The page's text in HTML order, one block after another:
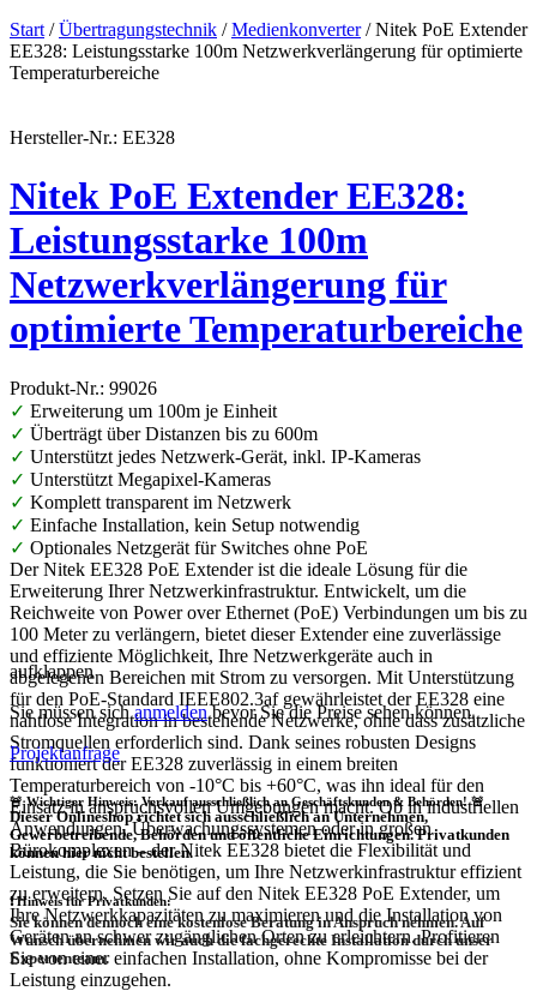
Start /Übertragungstechnik /Medienkonverter/ Nitek PoE Extender
EE328: Leistungsstarke 100m Netzwerkverlängerung für optimierte
Temperaturbereiche
Hersteller-Nr.: EE328
Nitek PoE Extender EE328:
Leistungsstarke 100m
Netzwerkverlängerung für
optimierte Temperaturbereiche
Produkt-Nr.: 99026
✓ Erweiterung um 100m je Einheit
✓ Überträgt über Distanzen bis zu 600m
✓ Unterstützt jedes Netzwerk-Gerät, inkl. IP-Kameras
✓ Unterstützt Megapixel-Kameras
✓ Komplett transparent im Netzwerk
✓ Einfache Installation, kein Setup notwendig
✓ Optionales Netzgerät für Switches ohne PoE
Der Nitek EE328 PoE Extender ist die ideale Lösung für die
Erweiterung Ihrer Netzwerkinfrastruktur. Entwickelt, um die
Reichweite von Power over Ethernet (PoE) Verbindungen um bis zu
100 Meter zu verlängern, bietet dieser Extender eine zuverlässige
und effiziente Möglichkeit, Ihre Netzwerkgeräte auch in
abgelegenen Bereichen mit Strom zu versorgen. Mit Unterstützung
für den PoE-Standard IEEE802.3af gewährleistet der EE328 eine
nahtlose Integration in bestehende Netzwerke, ohne dass zusätzliche
Stromquellen erforderlich sind. Dank seines robusten Designs
funktioniert der EE328 zuverlässig in einem breiten
Temperaturbereich von -10°C bis +60°C, was ihn ideal für den
Einsatz in anspruchsvollen Umgebungen macht. Ob in industriellen
Anwendungen, Überwachungssystemen oder in großen
Bürokomplexen – der Nitek EE328 bietet die Flexibilität und
Leistung, die Sie benötigen, um Ihre Netzwerkinfrastruktur effizient
zu erweitern. Setzen Sie auf den Nitek EE328 PoE Extender, um
Ihre Netzwerkkapazitäten zu maximieren und die Installation von
Geräten an schwer zugänglichen Orten zu erleichtern. Profitieren
Sie von einer einfachen Installation, ohne Kompromisse bei der
Leistung einzugehen.
aufklappen
Sie müssen sichanmeldenbevor Sie die Preise sehen können.
Projektanfrage
🚨 Wichtiger Hinweis: Verkauf ausschließlich an Geschäftskunden & Behörden! 🚨
Dieser Onlineshop richtet sich ausschließlichan Unternehmen,
Gewerbetreibende, Behörden und öffentliche Einrichtungen.Privatkunden
können hier nicht bestellen.
❗Hinweis für Privatkunden:
Sie können dennoch einekostenlose Beratungin Anspruch nehmen. Auf
Wunsch übernehmen wir auch diefachgerechte Installationdurch unser
Expertenteam.